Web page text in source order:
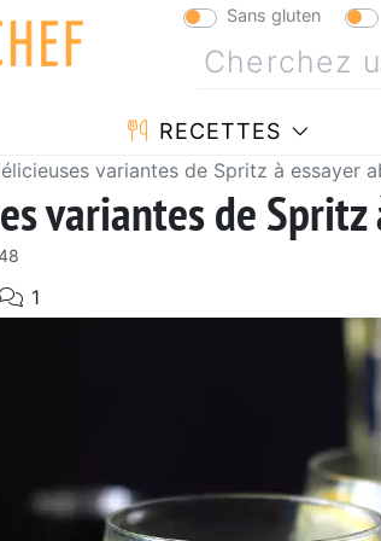
Sans gluten
RECETTES
variantes de Spritz à essayer
variantes de